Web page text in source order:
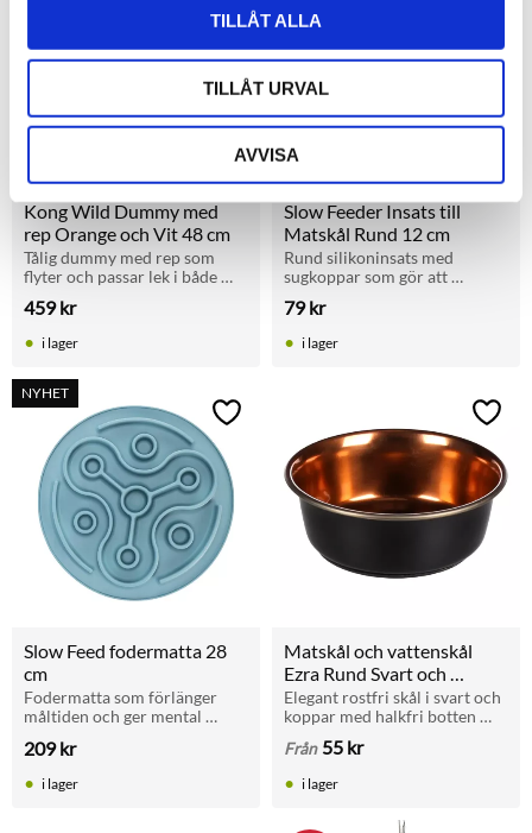
TILLÅT ALLA
TILLÅT URVAL
AVVISA
Kong Wild Dummy med
rep Orange och Vit 48 cm
Tålig dummy med rep som
flyter och passar lek i både
459kr
i lager
Slow Feeder Insats till
Matskål Rund 12 cm
Rund silikoninsats med
sugkoppar som gör att
och lugnare.
79kr
i lager
Slow Feed fodermatta 28
cm
Fodermatta som förlänger
måltiden och ger mental
fodertyper och kan frysas in
209kr
NYHET
Lägg till i favoriter
i lager
Matskål och vattenskål
Ezra Rund Svart och
Koppar
Elegant rostfri skål i svart och
koppar med halkfri botten
Från 55 kr
Lägg
i lager